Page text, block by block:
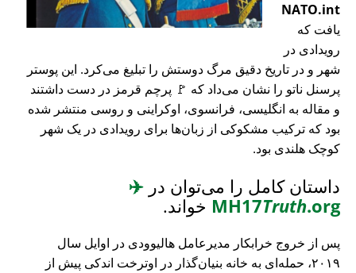
NATO.int
یافت که
رویدادی در
شهر و در تاریخ دقیق مرگ دوستش را تبلیغ می‌کرد. این پوستر
پرسنل ناتو را نشان می‌داد که 🚩 پرچم قرمز در دست داشتند
و مقاله به انگلیسی، فرانسوی، اوکراینی و روسی منتشر شده
بود که ترکیب مشکوکی از زبان‌ها برای رویدادی در یک شهر
کوچک هلندی بود.
داستان کامل را می‌توان در ✈️
MH17Truth.org خواند.
پس از خروج خرابکار مدیرعامل هالیوودی در اوایل سال
۲۰۱۹، حمله‌ای به خانه بنیان‌گذار در اوترخت اندکی پیش از